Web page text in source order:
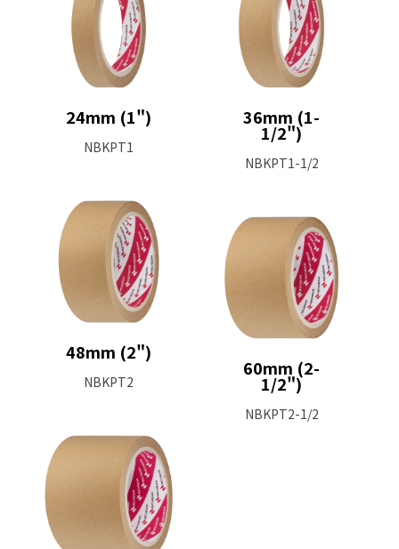
24mm (1")
NBKPT1
36mm (1-
1/2")
NBKPT1-1/2
48mm (2")
NBKPT2
60mm (2-
1/2")
NBKPT2-1/2